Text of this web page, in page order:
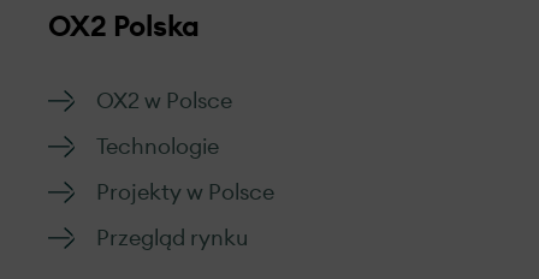
OX2 Polska
OX2 w Polsce
Technologie
Projekty w Polsce
Przegląd rynku